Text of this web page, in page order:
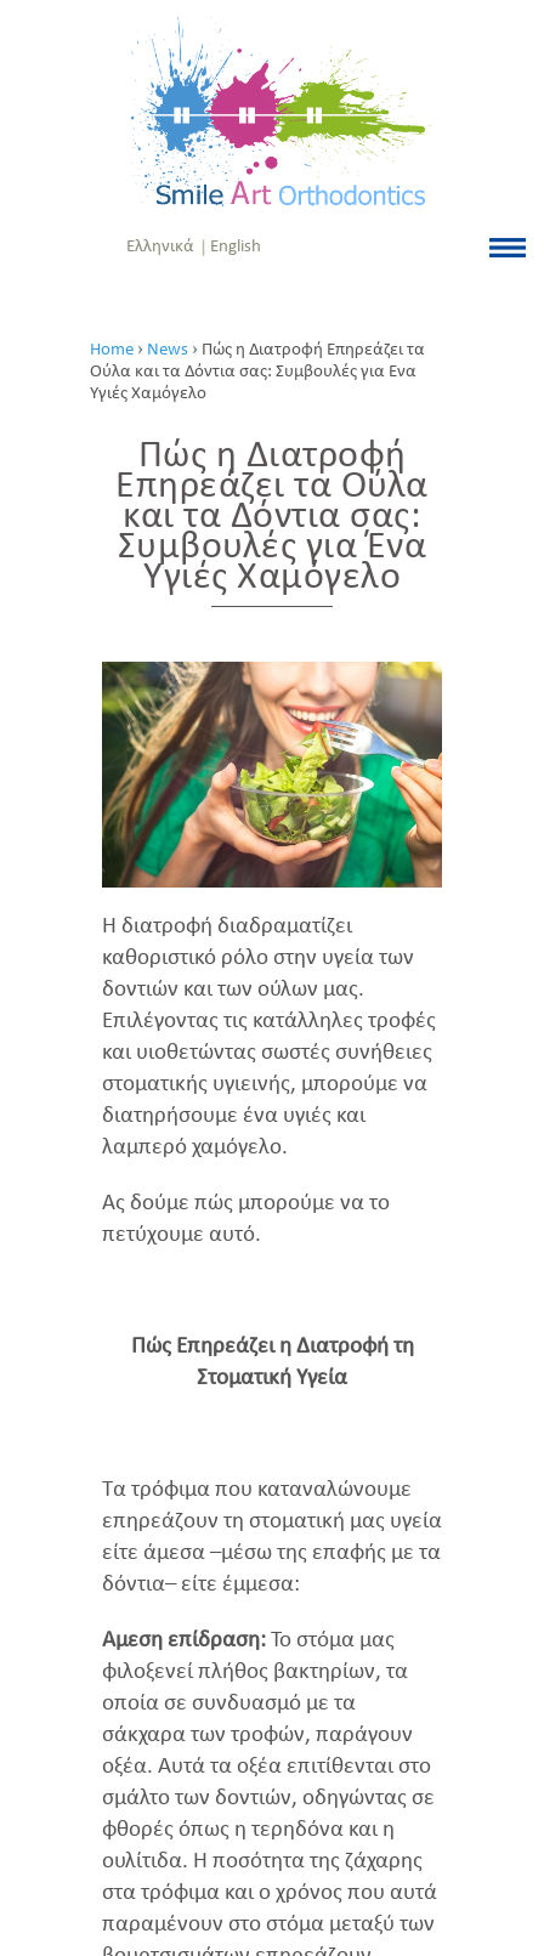
Ελληνικά English
Home News
Πώς η Διατροφή Επηρεάζει τα
Ούλα και τα Δόντια σας: Συμβουλές για Ένα
Υγιές Χαμόγελο
Πώς η Διατροφή
Επηρεάζει τα Ούλα
και τα Δόντια σας:
Συμβουλές για Ένα
Υγιές Χαμόγελο
Η διατροφή διαδραματίζει
καθοριστικό ρόλο στην υγεία των
δοντιών και των ούλων μας.
Επιλέγοντας τις κατάλληλες τροφές
και υιοθετώντας σωστές συνήθειες
στοματικής υγιεινής, μπορούμε να
διατηρήσουμε ένα υγιές και
λαμπερό χαμόγελο.
Ας δούμε πώς μπορούμε να το
πετύχουμε αυτό.
Πώς Επηρεάζει η Διατροφή τη
Στοματική Υγεία
Τα τρόφιμα που καταναλώνουμε
επηρεάζουν τη στοματική μας υγεία
είτε άμεσα –μέσω της επαφής με τα
δόντια– είτε έμμεσα:
Άμεση επίδραση: Το στόμα μας
φιλοξενεί πλήθος βακτηρίων, τα
οποία σε συνδυασμό με τα
σάκχαρα των τροφών, παράγουν
οξέα. Αυτά τα οξέα επιτίθενται στο
σμάλτο των δοντιών, οδηγώντας σε
φθορές όπως η τερηδόνα και η
ουλίτιδα. Η ποσότητα της ζάχαρης
στα τρόφιμα και ο χρόνος που αυτά
παραμένουν στο στόμα μεταξύ των